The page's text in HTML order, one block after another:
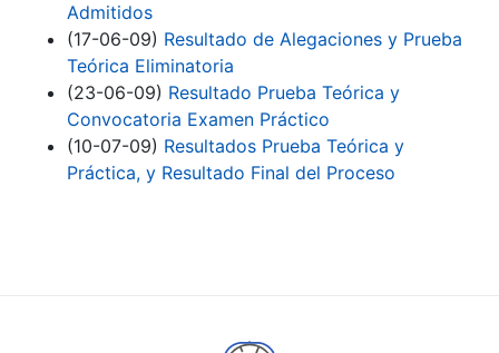
Admitidos
(17-06-09) Resultado de Alegaciones y Prueba
Teórica Eliminatoria
(23-06-09) Resultado Prueba Teórica y
Convocatoria Examen Práctico
(10-07-09) Resultados Prueba Teórica y
Práctica, y Resultado Final del Proceso